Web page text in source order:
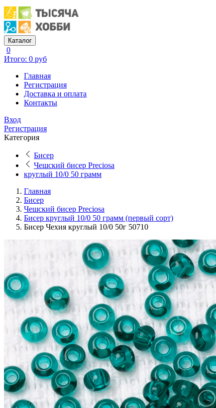
Каталог
0
Итого: 0 руб
Главная
Регистрация
Доставка и оплата
Контакты
Вход
Регистрация
Категория
Бисер
Чешский бисер Preciosa
круглый 10/0 50 грамм
Главная
Бисер
Чешский бисер Preciosa
Бисер круглый 10/0 50 грамм (первый сорт)
Бисер Чехия круглый 10/0 50г 50710